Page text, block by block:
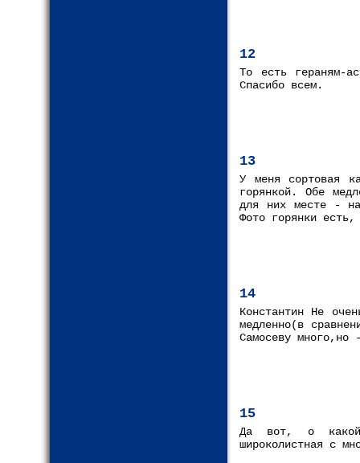
12
То есть гераням-
Спасибо всем.
13
У меня сортовая
горянкой. Обе
для них месте -
Фото горянки
14
Константин Не
медленно(в
Самосеву много,но
15
Да вот, о какой
широколистная с